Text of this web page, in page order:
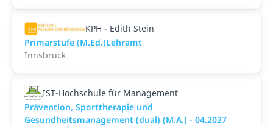
KPH - Edith Stein
Primarstufe (M.Ed.)Lehramt
Innsbruck
IST-Hochschule für Management
Prävention, Sporttherapie und
Gesundheitsmanagement (dual) (M.A.) - 04.2027